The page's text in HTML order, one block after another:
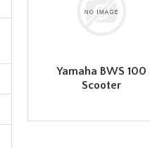
Yamaha BWS 100
Scooter